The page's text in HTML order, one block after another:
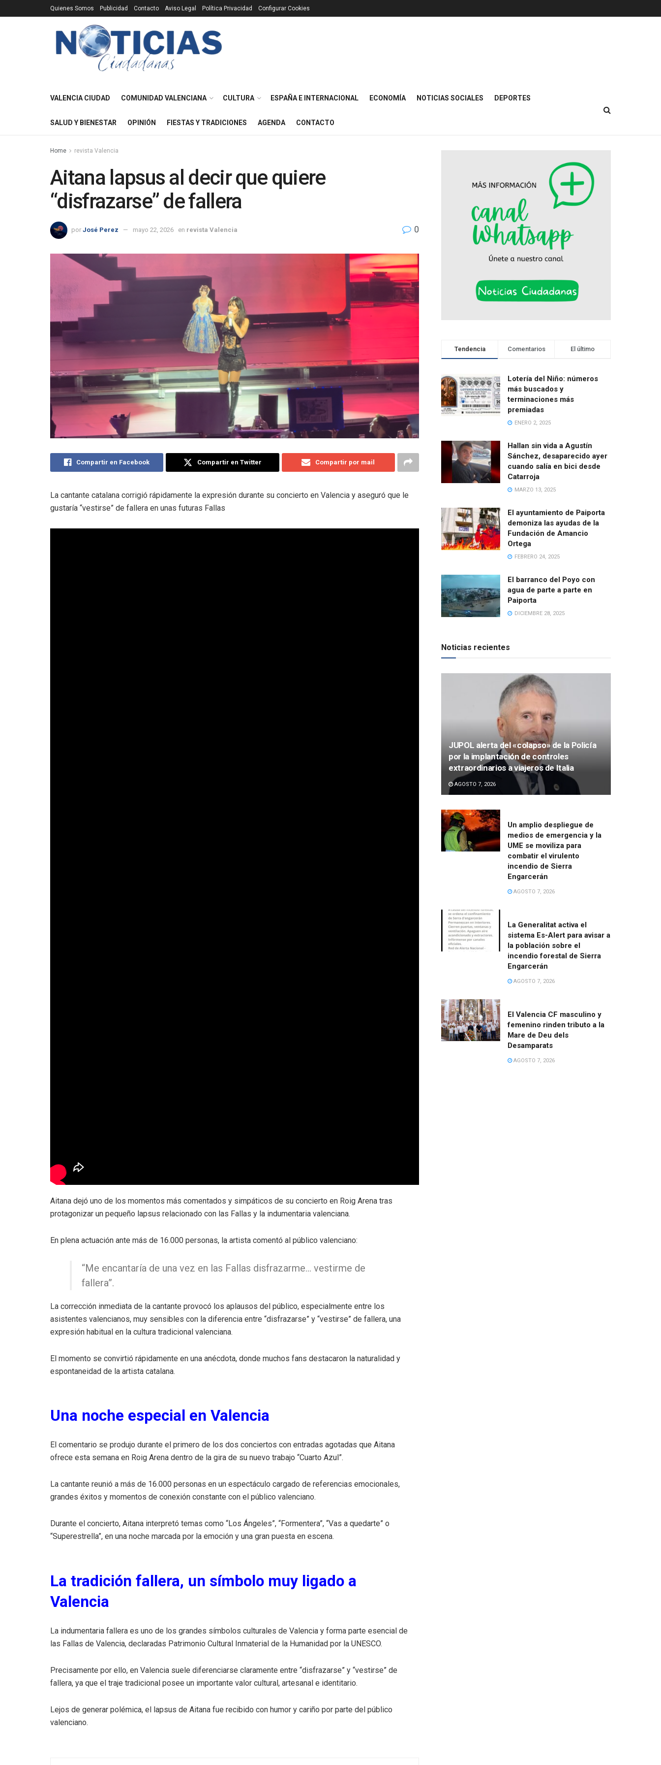
Quienes Somos Publicidad Contacto Aviso Legal Política Privacidad Configurar Cookies
VALENCIA CIUDAD COMUNIDAD VALENCIANA CULTURA ESPAÑA E INTERNACIONAL ECONOMÍA NOTICIAS SOCIALES DEPORTES
SALUD Y BIENESTAR OPINIÓN FIESTAS Y TRADICIONES AGENDA CONTACTO
Home revista Valencia
Aitana lapsus al decir que quiere
“disfrazarse” de fallera
por José Perez mayo 22, 2026 en revista Valencia 0
Compartir en Facebook Compartir en Twitter Compartir por mail
La cantante catalana corrigió rápidamente la expresión durante su concierto en Valencia y aseguró que le
gustaría “vestirse” de fallera en unas futuras Fallas
Aitana dejó uno de los momentos más comentados y simpáticos de su concierto en Roig Arena tras
protagonizar un pequeño lapsus relacionado con las Fallas y la indumentaria valenciana.
En plena actuación ante más de 16.000 personas, la artista comentó al público valenciano:
“Me encantaría de una vez en las Fallas disfrazarme… vestirme de
fallera”.
La corrección inmediata de la cantante provocó los aplausos del público, especialmente entre los
asistentes valencianos, muy sensibles con la diferencia entre “disfrazarse” y “vestirse” de fallera, una
expresión habitual en la cultura tradicional valenciana.
El momento se convirtió rápidamente en una anécdota, donde muchos fans destacaron la naturalidad y
espontaneidad de la artista catalana.
Una noche especial en Valencia
El comentario se produjo durante el primero de los dos conciertos con entradas agotadas que Aitana
ofrece esta semana en Roig Arena dentro de la gira de su nuevo trabajo “Cuarto Azul”.
La cantante reunió a más de 16.000 personas en un espectáculo cargado de referencias emocionales,
grandes éxitos y momentos de conexión constante con el público valenciano.
Durante el concierto, Aitana interpretó temas como “Los Ángeles”, “Formentera”, “Vas a quedarte” o
“Superestrella”, en una noche marcada por la emoción y una gran puesta en escena.
La tradición fallera, un símbolo muy ligado a
Valencia
La indumentaria fallera es uno de los grandes símbolos culturales de Valencia y forma parte esencial de
las Fallas de Valencia, declaradas Patrimonio Cultural Inmaterial de la Humanidad por la UNESCO.
Precisamente por ello, en Valencia suele diferenciarse claramente entre “disfrazarse” y “vestirse” de
fallera, ya que el traje tradicional posee un importante valor cultural, artesanal e identitario.
Lejos de generar polémica, el lapsus de Aitana fue recibido con humor y cariño por parte del público
valenciano.
Tendencia Comentarios El último
Lotería del Niño: números
más buscados y
terminaciones más
premiadas
ENERO 2, 2025
Hallan sin vida a Agustín
Sánchez, desaparecido ayer
cuando salía en bici desde
Catarroja
MARZO 13, 2025
El ayuntamiento de Paiporta
demoniza las ayudas de la
Fundación de Amancio
Ortega
FEBRERO 24, 2025
El barranco del Poyo con
agua de parte a parte en
Paiporta
DICIEMBRE 28, 2025
Noticias recientes
JUPOL alerta del «colapso» de la Policía
por la implantación de controles
extraordinarios a viajeros de Italia
AGOSTO 7, 2026
Un amplio despliegue de
medios de emergencia y la
UME se moviliza para
combatir el virulento
incendio de Sierra
Engarcerán
AGOSTO 7, 2026
La Generalitat activa el
sistema Es-Alert para avisar a
la población sobre el
incendio forestal de Sierra
Engarcerán
AGOSTO 7, 2026
El Valencia CF masculino y
femenino rinden tributo a la
Mare de Deu dels
Desamparats
AGOSTO 7, 2026